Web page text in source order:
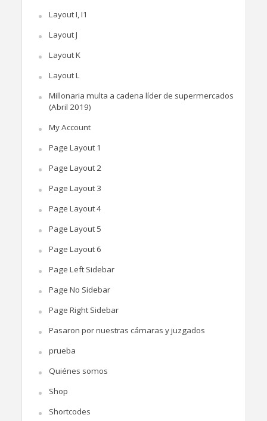
Layout I, I1
Layout J
Layout K
Layout L
Millonaria multa a cadena líder de supermercados
(Abril 2019)
My Account
Page Layout 1
Page Layout 2
Page Layout 3
Page Layout 4
Page Layout 5
Page Layout 6
Page Left Sidebar
Page No Sidebar
Page Right Sidebar
Pasaron por nuestras cámaras y juzgados
prueba
Quiénes somos
Shop
Shortcodes